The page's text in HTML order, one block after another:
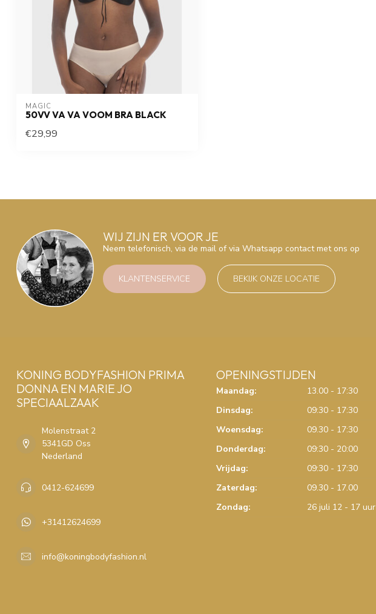
MAGIC
50VV VA VA VOOM BRA BLACK
€29,99
WIJ ZIJN ER VOOR JE
Neem telefonisch, via de mail of via Whatsapp contact met ons op
KLANTENSERVICE BEKIJK ONZE LOCATIE
KONING BODYFASHION PRIMA
DONNA EN MARIE JO
SPECIAALZAAK
Molenstraat 2
5341GD Oss
Nederland
0412-624699
+31412624699
info@koningbodyfashion.nl
OPENINGSTIJDEN
Maandag:
13.00 - 17:30
Dinsdag:
09:30 - 17:30
Woensdag:
09.30 - 17:30
Donderdag:
09:30 - 20:00
Vrijdag:
09:30 - 17:30
Zaterdag:
09.30 - 17.00
Zondag:
26 juli 12 - 17 uur